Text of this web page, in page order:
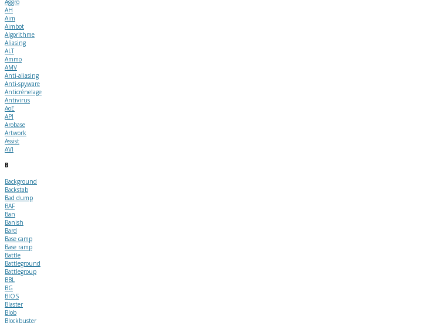
Aggro
AH
Aim
Aimbot
Algorithme
Aliasing
ALT
Ammo
AMV
Anti-aliasing
Anti-spyware
Anticrénelage
Antivirus
AoE
API
Arobase
Artwork
Assist
AVI
B
Background
Backstab
Bad dump
BAF
Ban
Banish
Bard
Base camp
Base ramp
Battle
Battleground
Battlegroup
BBL
BG
BIOS
Blaster
Blob
Blockbuster